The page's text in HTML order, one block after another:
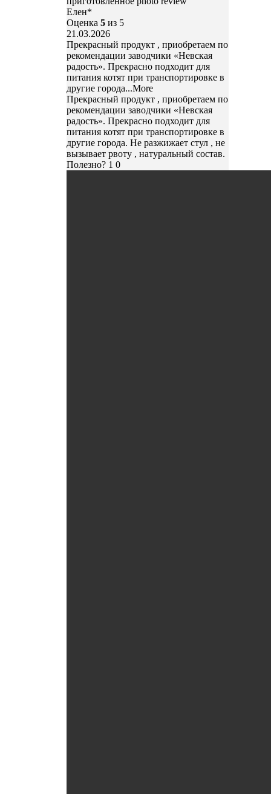
Елен*
Оценка 5 из 5
21.03.2026
Прекрасный продукт , приобретаем по
рекомендации заводчики «Невская
радость». Прекрасно подходит для
питания котят при транспортировке в
другие города...More
Прекрасный продукт , приобретаем по
рекомендации заводчики «Невская
радость». Прекрасно подходит для
питания котят при транспортировке в
другие города. Не разжижает стул , не
вызывает рвоту , натуральный состав.
Полезно? 1 0